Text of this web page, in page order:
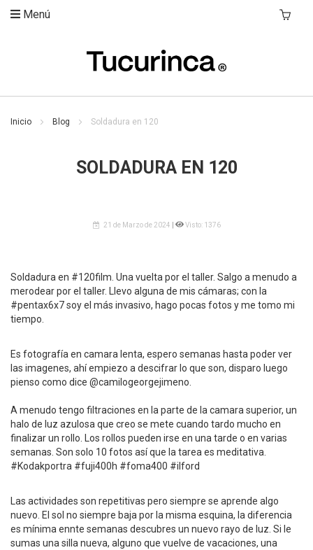
Menú Mi
Inicio Blog Soldadura en 120
SOLDADURA EN 120
21 de Marzo de 2024 Visto: 1376
Soldadura en #120film. Una vuelta por el taller. Salgo a menudo a
merodear por el taller. Llevo alguna de mis cámaras; con la
#pentax6x7 soy el más invasivo, hago pocas fotos y me tomo mi
tiempo.
Es fotografía en camara lenta, espero semanas hasta poder ver
las imagenes, ahí empiezo a descifrar lo que son, disparo luego
pienso como dice @camilogeorgejimeno.
A menudo tengo filtraciones en la parte de la camara superior, un
halo de luz azulosa que creo se mete cuando tardo mucho en
finalizar un rollo. Los rollos pueden irse en una tarde o en varias
semanas. Son solo 10 fotos así que la tarea es meditativa.
#Kodakportra #fuji400h #foma400 #ilford
Las actividades son repetitivas pero siempre se aprende algo
nuevo. El sol no siempre baja por la misma esquina, la diferencia
es mínima ennte semanas descubres un nuevo rayo de luz. Si le
sumas una silla nueva, alguno que vuelve de vacaciones, una